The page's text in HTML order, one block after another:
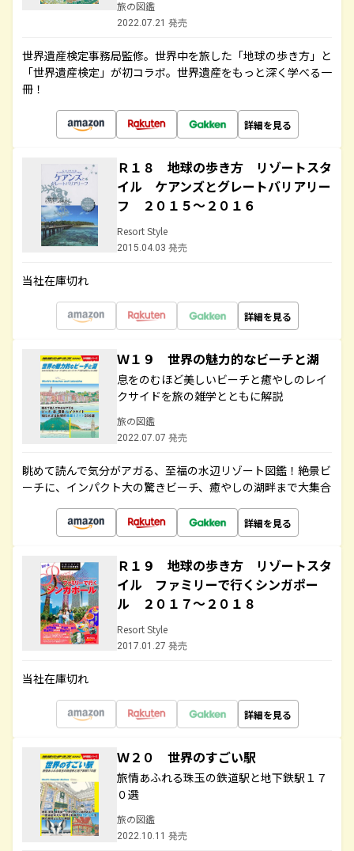
旅の図鑑
2022.07.21 発売
世界遺産検定事務局監修。世界中を旅した「地球の歩き方」と
「世界遺産検定」が初コラボ。世界遺産をもっと深く学べる一
冊！
詳細を見る
Ｒ１８ 地球の歩き方 リゾートスタ
イル ケアンズとグレートバリアリー
フ ２０１５～２０１６
Resort Style
2015.04.03 発売
当社在庫切れ
詳細を見る
Ｗ１９ 世界の魅力的なビーチと湖
息をのむほど美しいビーチと癒やしのレイ
クサイドを旅の雑学とともに解説
旅の図鑑
2022.07.07 発売
眺めて読んで気分がアガる、至福の水辺リゾート図鑑！絶景ビ
ーチに、インパクト大の驚きビーチ、癒やしの湖畔まで大集合
詳細を見る
Ｒ１９ 地球の歩き方 リゾートスタ
イル ファミリーで行くシンガポー
ル ２０１７～２０１８
Resort Style
2017.01.27 発売
当社在庫切れ
詳細を見る
Ｗ２０ 世界のすごい駅
旅情あふれる珠玉の鉄道駅と地下鉄駅１７
０選
旅の図鑑
2022.10.11 発売